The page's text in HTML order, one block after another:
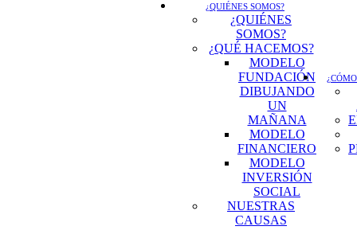
¿QUIÉNES SOMOS?
¿QUIÉNES
SOMOS?
¿QUÉ HACEMOS?
MODELO
FUNDACIÓN
DIBUJANDO
UN
MAÑANA
MODELO
FINANCIERO
MODELO
INVERSIÓN
SOCIAL
NUESTRAS
CAUSAS